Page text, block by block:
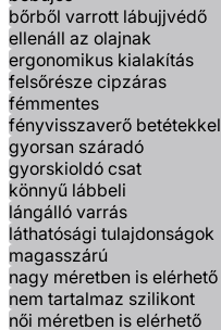
bőrből varrott lábujjvédő
ellenáll az olajnak
ergonomikus kialakítás
felsőrésze cipzáras
fémmentes
fényvisszaverő betétekkel
gyorsan száradó
gyorskioldó csat
könnyű lábbeli
lángálló varrás
láthatósági tulajdonságok
magasszárú
nagy méretben is elérhető
nem tartalmaz szilikont
női méretben is elérhető